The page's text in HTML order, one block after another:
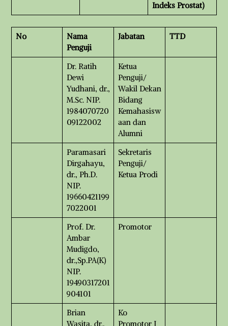
Indeks Prostat)
No
Nama
Penguji
Jabatan TTD
Dr. Ratih
Dewi
Yudhani, dr.,
M.Sc. NIP.
1984070720
09122002
Ketua
Penguji/
Wakil Dekan
Bidang
Kemahasisw
aan dan
Alumni
Paramasari
Dirgahayu,
dr., Ph.D.
NIP.
19660421199
7022001
Sekretaris
Penguji/
Ketua Prodi
Prof. Dr.
Ambar
Mudigdo,
dr.,Sp.PA(K)
NIP.
19490317201
904101
Promotor
Brian
Wasita, dr.,
Ko
Promotor I